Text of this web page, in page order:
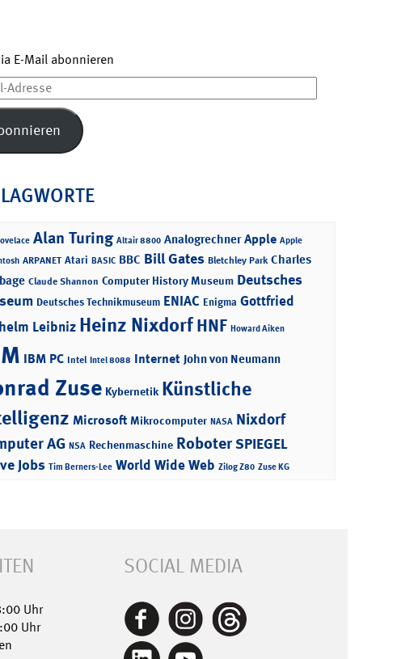
E-Mail abonnieren
Alan Turing Altair 8800 Analogrechner Apple Apple
ARPANET Atari BASIC BBC Bill Gates Bletchley Park Charles
Claude Shannon Computer History Museum Deutsches
Deutsches Technikmuseum ENIAC Enigma Gottfried
Leibniz Heinz NixdorfHNF Howard Aiken
IBM PC Intel Intel 8088 Internet John von Neumann
Zuse Kybernetik Künstliche
Microsoft Mikrocomputer NASA Nixdorf
AG NSA Rechenmaschine RoboterSPIEGEL
Jobs Tim Berners-Lee World Wide Web Zilog Z80 Zuse KG
Uhr
Uhr
SOCIAL MEDIA